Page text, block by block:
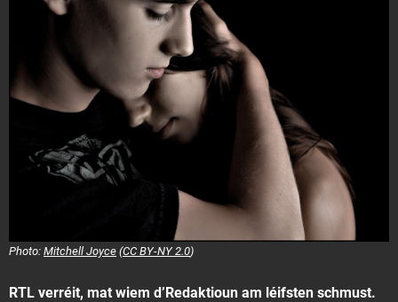
Photo: Mitchell Joyce (CC BY-NY 2.0)
RTL verréit, mat wiem d’Redaktioun am léifsten schmust.